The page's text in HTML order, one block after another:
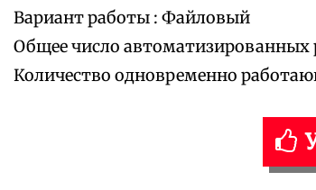
Вариант работы : Файловый
Общее число автоматизированных
Количество одновременно